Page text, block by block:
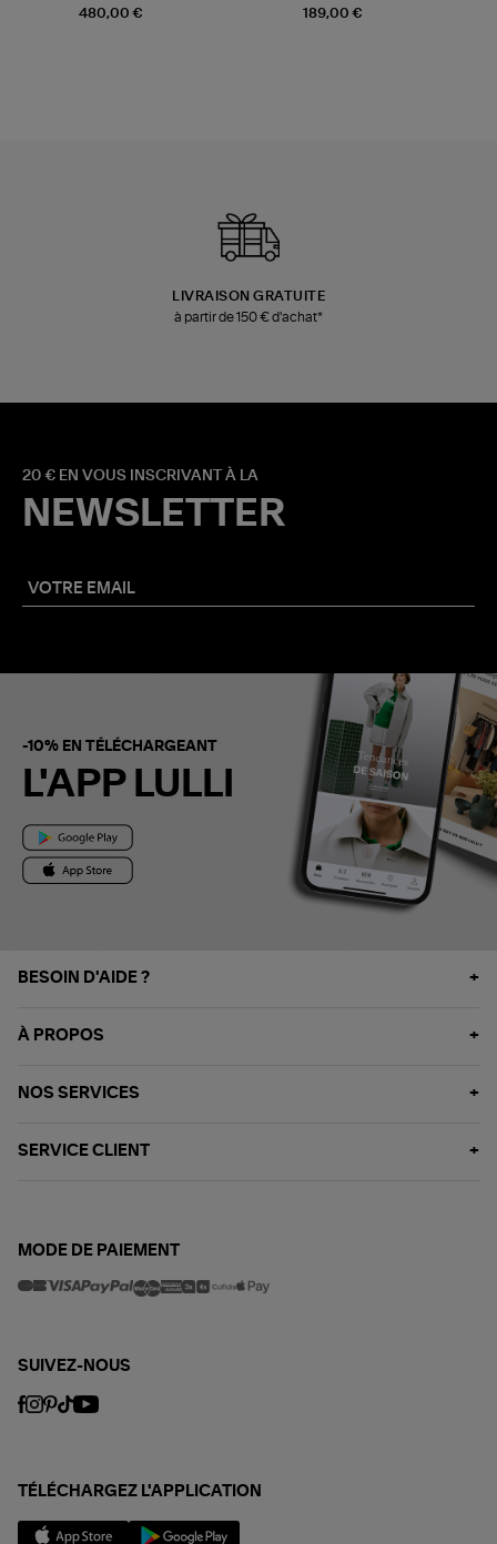
480,00 €
Champagne 189,00 €
Mousse
LIVRAISON GRATUITE
à partir de 150 € d'achat*
20 € EN VOUS INSCRIVANT À LA
NEWSLETTER
-10% EN TÉLÉCHARGEANT
L'APP LULLI
BESOIN D'AIDE ?
À PROPOS
NOS SERVICES
SERVICE CLIENT
MODE DE PAIEMENT
SUIVEZ-NOUS
TÉLÉCHARGEZ L'APPLICATION